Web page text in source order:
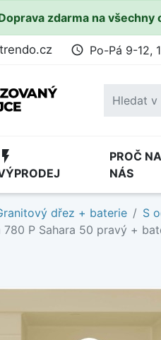
zdarma na všechny
access_time Po-Pá 9-12,
flash_on
PROČ
NÁS
dřez + baterie
S
P Sahara 50 pravý +